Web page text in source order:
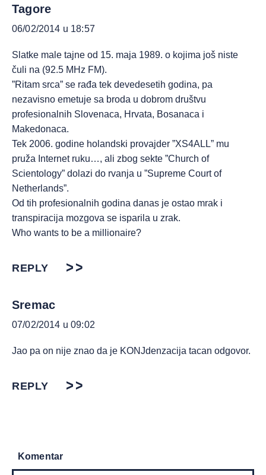
Tagore
06/02/2014 u 18:57
Slatke male tajne od 15. maja 1989. o kojima još niste
čuli na (92.5 MHz FM).
”Ritam srca” se rađa tek devedesetih godina, pa
nezavisno emetuje sa broda u dobrom društvu
profesionalnih Slovenaca, Hrvata, Bosanaca i
Makedonaca.
Tek 2006. godine holandski provajder ”XS4ALL” mu
pruža Internet ruku…, ali zbog sekte ”Church of
Scientology” dolazi do rvanja u ”Supreme Court of
Netherlands”.
Od tih profesionalnih godina danas je ostao mrak i
transpiracija mozgova se isparila u zrak.
Who wants to be a millionaire?
REPLY
Sremac
07/02/2014 u 09:02
Jao pa on nije znao da je KONJdenzacija tacan odgovor.
REPLY
Komentar